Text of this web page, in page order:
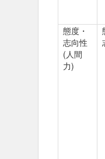
態度・
志向性
(人間
力)